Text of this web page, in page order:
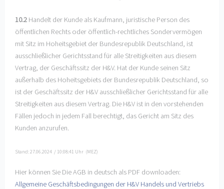
10.2 Handelt der Kunde als Kaufmann, juristische Person des
öffentlichen Rechts oder öffentlich-rechtliches Sondervermögen
mit Sitz im Hoheitsgebiet der Bundesrepublik Deutschland, ist
ausschließlicher Gerichtsstand für alle Streitigkeiten aus diesem
Vertrag, der Geschäftssitz der H&V. Hat der Kunde seinen Sitz
außerhalb des Hoheitsgebiets der Bundesrepublik Deutschland, so
ist der Geschäftssitz der H&V ausschließlicher Gerichtsstand für alle
Streitigkeiten aus diesem Vertrag. Die H&V ist in den vorstehenden
Fällen jedoch in jedem Fall berechtigt, das Gericht am Sitz des
Kunden anzurufen.
Stand: 27.06.2024 / 10:08:41 Uhr (MEZ)
Hier können Sie Die AGB in deutsch als PDF downloaden:
Allgemeine Geschäftsbedingungen der H&V Handels und Vertriebs